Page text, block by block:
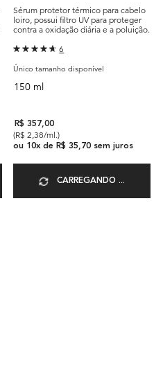
Sérum protetor térmico para cabelo
loiro, possui filtro UV para proteger
contra a oxidação diária e a poluição.
6
Único tamanho disponível
150 ml
R$ 357,00
(R$ 2,38/ml.)
ou 10x de R$ 35,70 sem juros
CARREGANDO ...